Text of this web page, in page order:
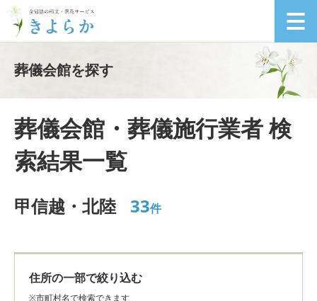
葬儀会館を探す
葬儀会館・葬儀施行業者 検
索結果一覧
甲信越・北陸 33件
住所の一部で絞り込む
※市町村名で検索できます